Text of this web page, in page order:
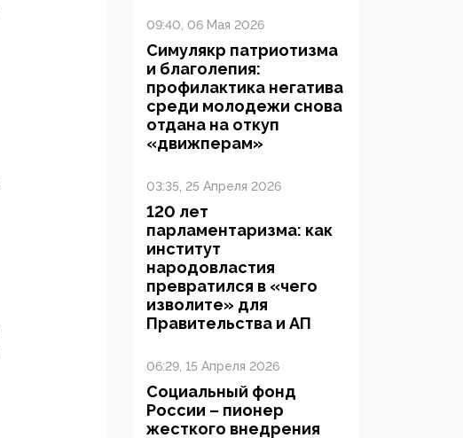
09:40, 06 Мая 2026
Симулякр патриотизма
и благолепия:
профилактика негатива
среди молодежи снова
отдана на откуп
«движперам»
03:35, 25 Апреля 2026
120 лет
парламентаризма: как
институт
народовластия
превратился в «чего
изволите» для
Правительства и АП
06:29, 15 Апреля 2026
Социальный фонд
России – пионер
жесткого внедрения